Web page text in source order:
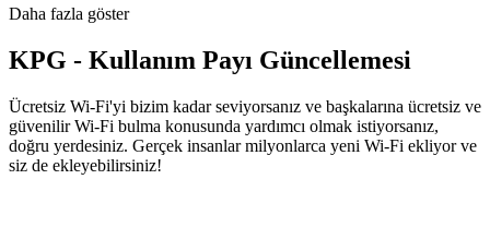
Daha fazla göster
KPG - Kullanım Payı Güncellemesi
Ücretsiz Wi-Fi'yi bizim kadar seviyorsanız ve başkalarına ücretsiz ve
güvenilir Wi-Fi bulma konusunda yardımcı olmak istiyorsanız,
doğru yerdesiniz. Gerçek insanlar milyonlarca yeni Wi-Fi ekliyor ve
siz de ekleyebilirsiniz!